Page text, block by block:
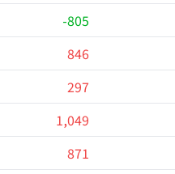
-805
846
297
1,049
871